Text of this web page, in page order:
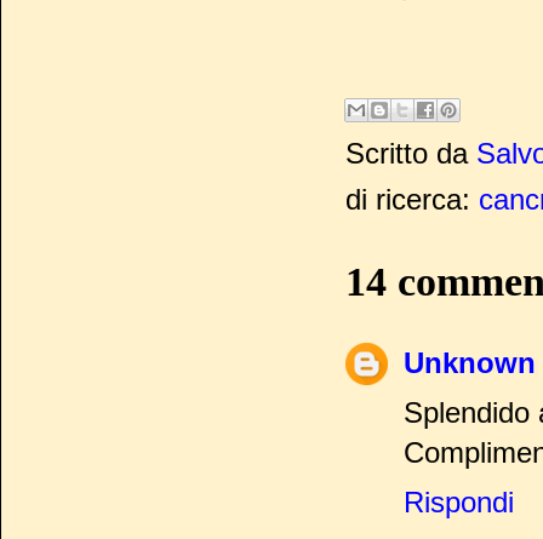
Scritto da
di ricerca:
14
Unknown
Splendido
Rispondi